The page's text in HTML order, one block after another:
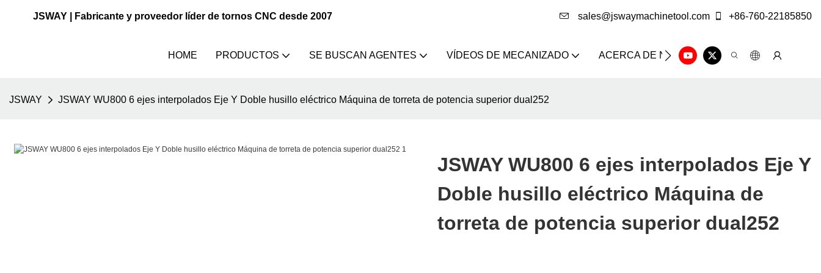
JSWAY | Fabricante y proveedor líder de tornos CNC desde 2007 sales@jswaymachinetool.com +86-760-22185850
HOME PRODUCTOS SE BUSCAN AGENTES VÍDEOS DE MECANIZADO ACERCA DE NOSOTROS SOLUCIÓN
JSWAY JSWAY WU800 6 ejes interpolados Eje Y Doble husillo eléctrico Máquina de torreta de potencia superior dual252
JSWAY WU800 6 ejes interpolados Eje Y
Doble husillo eléctrico Máquina de
torreta de potencia superior dual252